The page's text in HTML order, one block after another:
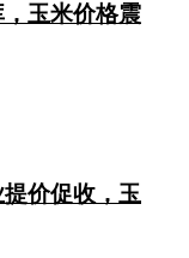
，玉米价格震
提价促收，玉